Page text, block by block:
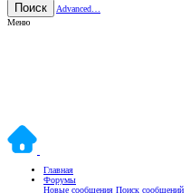
Поиск
Advanced…
Меню
Главная
Форумы
Новые сообщения Поиск сообщений